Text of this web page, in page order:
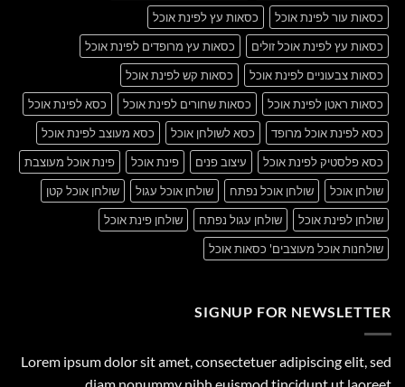
כסאות עור לפינת אוכל
כסאות עץ לפינת אוכל
כסאות עץ לפינת אוכל זולים
כסאות עץ מרופדים לפינת אוכל
כסאות צבעוניים לפינת אוכל
כסאות קש לפינת אוכל
כסאות ראטן לפינת אוכל
כסאות שחורים לפינת אוכל
כסא לפינת אוכל
כסא לפינת אוכל מרופד
כסא לשולחן אוכל
כסא מעוצב לפינת אוכל
כסא פלסטיק לפינת אוכל
עיצוב פנים פינת אוכל
פינת אוכל מעוצבת
שולחן אוכל
שולחן אוכל נפתח שולחן אוכל עגול
שולחן אוכל קטן
שולחן לפינת אוכל
שולחן עגול נפתח
שולחן פינת אוכל
שולחנות אוכל מעוצבים' כסאות אוכל
SIGNUP FOR NEWSLETTER
Lorem ipsum dolor sit amet, consectetuer adipiscing elit, sed
diam nonummy nibh euismod tincidunt ut laoreet.